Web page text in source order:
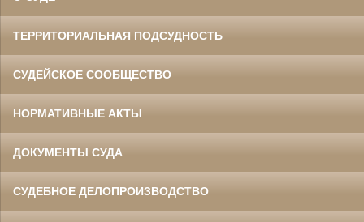
ТЕРРИТОРИАЛЬНАЯ ПОДСУДНОСТЬ
СУДЕЙСКОЕ СООБЩЕСТВО
НОРМАТИВНЫЕ АКТЫ
ДОКУМЕНТЫ СУДА
СУДЕБНОЕ ДЕЛОПРОИЗВОДСТВО